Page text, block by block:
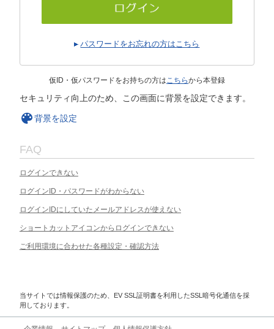
パスワードをお忘れの方はこちら
仮ID・仮パスワードをお持ちの方はこちらから本登録
セキュリティ向上のため、この画面に背景を設定できます。
背景を設定
FAQ
ログインできない
ログインID・パスワードがわからない
ログインIDにしていたメールアドレスが使えない
ショートカットアイコンからログインできない
ご利用環境に合わせた各種設定・確認方法
当サイトでは情報保護のため、EV SSL証明書を利用したSSL暗号化通信を採
用しております。